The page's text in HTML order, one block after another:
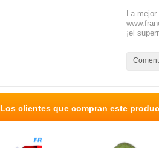
La
¡el
Los clientes que compran este